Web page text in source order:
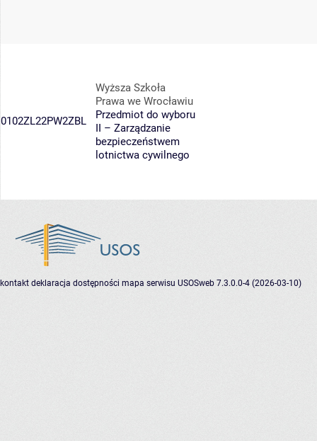
0102ZL22PW2ZBL
Wyższa Szkoła
Prawa we Wrocławiu
Przedmiot do wyboru
II – Zarządzanie
bezpieczeństwem
lotnictwa cywilnego
kontakt deklaracja dostępności mapa serwisu USOSweb 7.3.0.0-4 (2026-03-10)